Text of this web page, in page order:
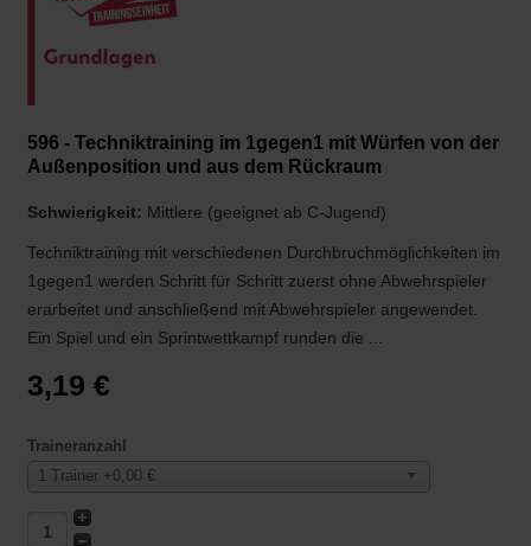
596 - Techniktraining im 1gegen1 mit Würfen von der
Außenposition und aus dem Rückraum
Schwierigkeit: Mittlere (geeignet ab C-Jugend)
Techniktraining mit verschiedenen Durchbruchmöglichkeiten im
1gegen1 werden Schritt für Schritt zuerst ohne Abwehrspieler
erarbeitet und anschließend mit Abwehrspieler angewendet.
Ein Spiel und ein Sprintwettkampf runden die ...
3,19 €
Traineranzahl
1 Trainer +0,00 €